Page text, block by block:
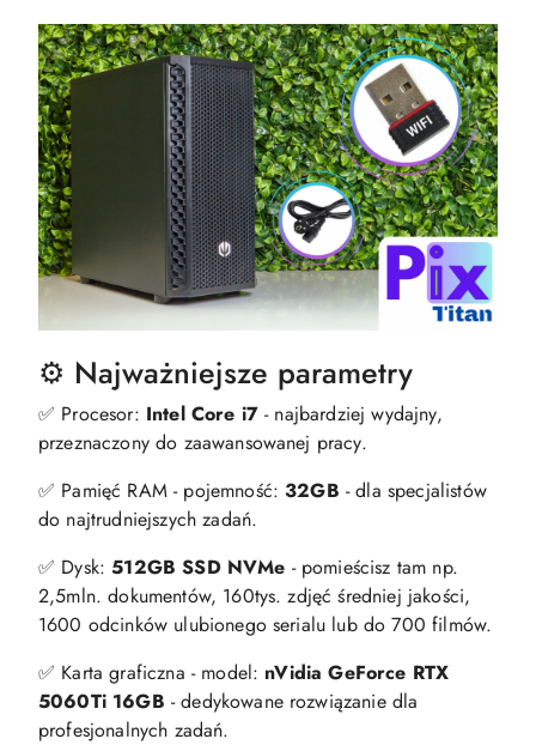
⚙️ Najważniejsze parametry
✅ Procesor: Intel Core i7 - najbardziej wydajny,
przeznaczony do zaawansowanej pracy.
✅ Pamięć RAM - pojemność:32GB - dla specjalistów
do najtrudniejszych zadań.
✅ Dysk:512GB SSD NVMe - pomieścisz tam np.
2,5mln. dokumentów, 160tys. zdjęć średniej jakości,
1600 odcinków ulubionego serialu lub do 700 filmów.
✅ Karta graficzna - model: nVidia GeForce RTX
5060Ti 16GB - dedykowane rozwiązanie dla
profesjonalnych zadań.